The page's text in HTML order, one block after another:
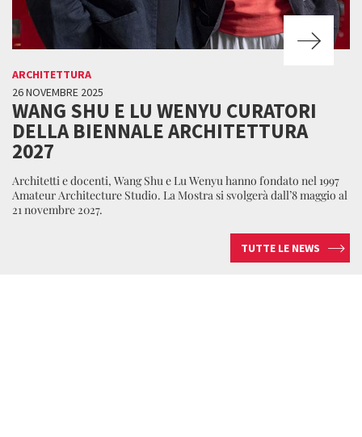
ARCHITETTURA
26 NOVEMBRE 2025
WANG SHU E LU WENYU CURATORI
DELLA BIENNALE ARCHITETTURA
2027
Architetti e docenti, Wang Shu e Lu Wenyu hanno fondato nel 1997
Amateur Architecture Studio. La Mostra si svolgerà dall’8 maggio al
21 novembre 2027.
TUTTE LE NEWS